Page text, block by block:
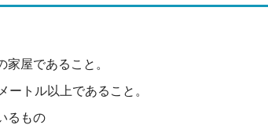
屋であること。
ートル以上であること。
るもの